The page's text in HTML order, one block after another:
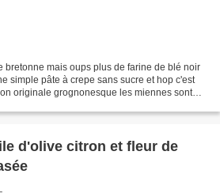
bretonne mais oups plus de farine de blé noir
simple pâte à crepe sans sucre et hop c'est
originale grognonesque les miennes sont
d'olive citron et fleur de